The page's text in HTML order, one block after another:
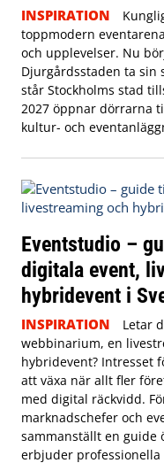
INSPIRATION
toppmodern
och upplevelser. Nu
Djurgårdsstaden ta sin
står Stockholms stad
2027 öppnar dörrarna
kultur- och
Eventstudio –
digitala event,
hybridevent i
INSPIRATION
Letar
webbinarium, en
hybridevent? Intresset
att växa när allt fler
med digital räckvidd.
marknadschefer och
sammanställt en guide
erbjuder